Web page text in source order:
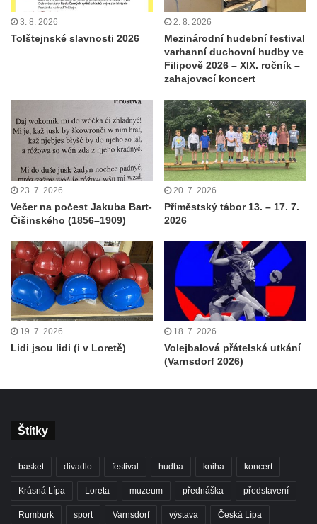
3. 8. 2026
Tolštejnské slavnosti 2026
2. 8. 2026
Mezinárodní hudební festival
varhanní duchovní hudby ve
Filipově 2026 – XIX. ročník –
zahajovací koncert
23. 7. 2026
Večer na počest Jakuba Bart-
Ćišinského (1856–1909)
20. 7. 2026
Příměstský tábor 13. – 17. 7.
2026
19. 7. 2026
Lidi jsou lidi (i v Loretě)
18. 7. 2026
Volejbalová přátelská utkání
(Varnsdorf 2026)
Štítky
basket divadlo festival hudba kniha koncert
Krásná Lípa Loreta muzeum přednáška představení
Rumburk sport Varnsdorf výstava Česká Lípa